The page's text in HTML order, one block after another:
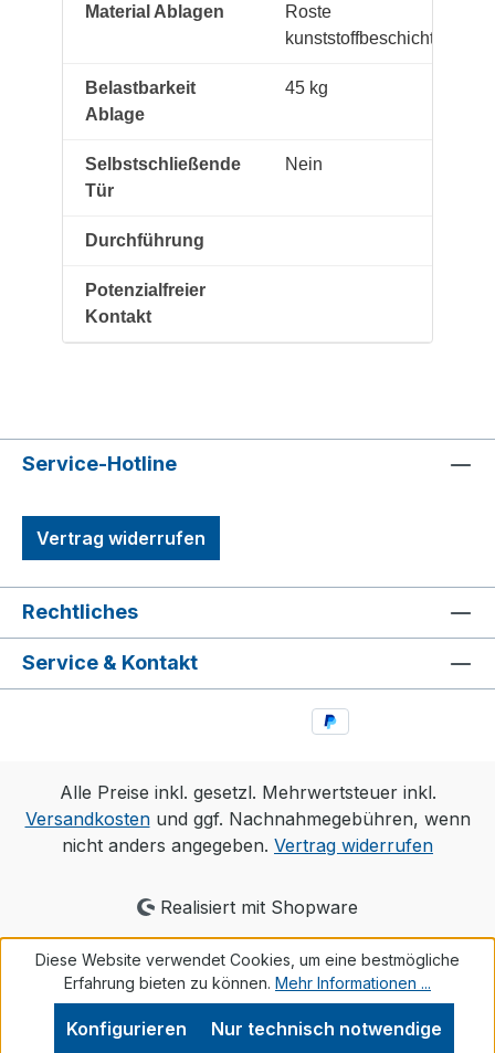
Material Ablagen
Roste
kunststoffbeschichtet
Belastbarkeit
Ablage
45 kg
Selbstschließende
Tür
Nein
Durchführung
Potenzialfreier
Kontakt
Service-Hotline
Vertrag widerrufen
Rechtliches
Service & Kontakt
Alle Preise inkl. gesetzl. Mehrwertsteuer inkl.
Versandkostenund ggf. Nachnahmegebühren, wenn
nicht anders angegeben. Vertrag widerrufen
Realisiert mit Shopware
Diese Website verwendet Cookies, um eine bestmögliche
Erfahrung bieten zu können. Mehr Informationen ...
Nur technisch notwendige
Konfigurieren